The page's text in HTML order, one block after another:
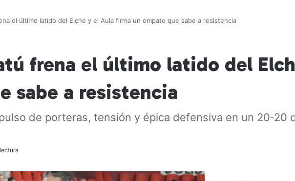
el último latido del Elche y el Aula firma un empate que sabe a resistencia
frena el último latido del
sabe a resistencia
de porteras, tensión y épica defensiva en un 20‑20